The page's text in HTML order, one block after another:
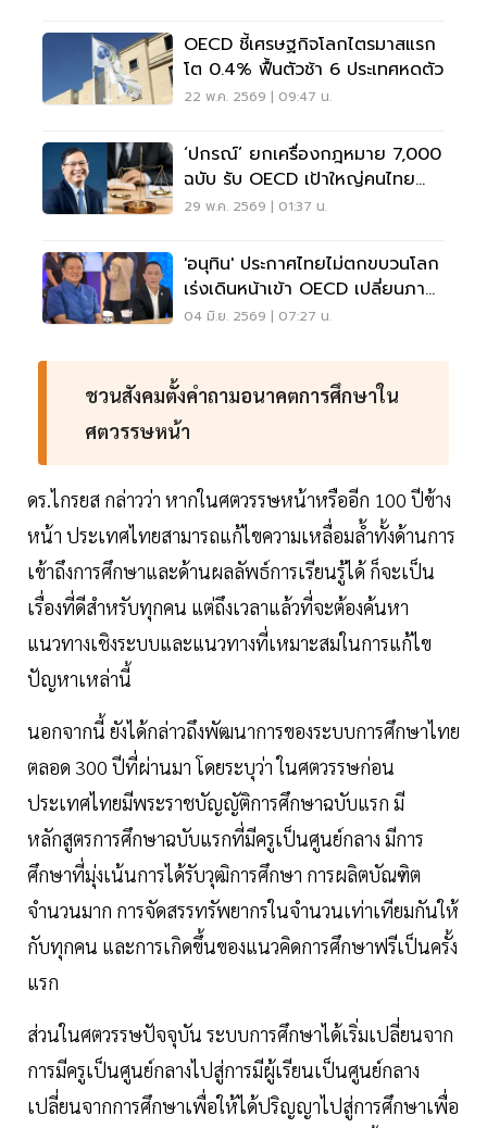
OECD ชี้เศรษฐกิจโลกไตรมาสแรก
โต 0.4% ฟื้นตัวช้า 6 ประเทศหดตัว
22 พ.ค. 2569 | 09:47 น.
‘ปกรณ์’ ยกเครื่องกฎหมาย 7,000
ฉบับ รับ OECD เป้าใหญ่คนไทย
คุณภาพชีวิตดี
29 พ.ค. 2569 | 01:37 น.
'อนุทิน' ประกาศไทยไม่ตกขบวนโลก
เร่งเดินหน้าเข้า OECD เปลี่ยนภาพ
ลักษณ์ประเทศ
04 มิ.ย. 2569 | 07:27 น.
ชวนสังคมตั้งคำถามอนาคตการศึกษาใน
ศตวรรษหน้า
ดร.ไกรยส กล่าวว่า หากในศตวรรษหน้าหรืออีก 100 ปีข้าง
หน้า ประเทศไทยสามารถแก้ไขความเหลื่อมล้ำทั้งด้านการ
เข้าถึงการศึกษาและด้านผลลัพธ์การเรียนรู้ได้ ก็จะเป็น
เรื่องที่ดีสำหรับทุกคน แต่ถึงเวลาแล้วที่จะต้องค้นหา
แนวทางเชิงระบบและแนวทางที่เหมาะสมในการแก้ไข
ปัญหาเหล่านี้
นอกจากนี้ ยังได้กล่าวถึงพัฒนาการของระบบการศึกษาไทย
ตลอด 300 ปีที่ผ่านมา โดยระบุว่า ในศตวรรษก่อน
ประเทศไทยมีพระราชบัญญัติการศึกษาฉบับแรก มี
หลักสูตรการศึกษาฉบับแรกที่มีครูเป็นศูนย์กลาง มีการ
ศึกษาที่มุ่งเน้นการได้รับวุฒิการศึกษา การผลิตบัณฑิต
จำนวนมาก การจัดสรรทรัพยากรในจำนวนเท่าเทียมกันให้
กับทุกคน และการเกิดขึ้นของแนวคิดการศึกษาฟรีเป็นครั้ง
แรก
ส่วนในศตวรรษปัจจุบัน ระบบการศึกษาได้เริ่มเปลี่ยนจาก
การมีครูเป็นศูนย์กลางไปสู่การมีผู้เรียนเป็นศูนย์กลาง
เปลี่ยนจากการศึกษาเพื่อให้ได้ปริญญาไปสู่การศึกษาเพื่อ